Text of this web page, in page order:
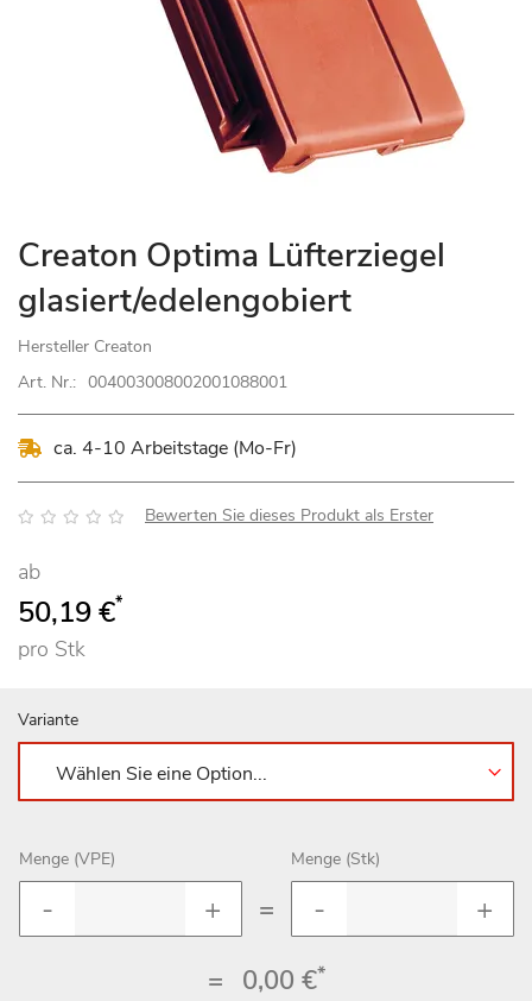
Zum
Anfang
der
Bildgalerie
springen
Creaton Optima Lüfterziegel
glasiert/edelengobiert
Hersteller Creaton
Art. Nr.: 004003008002001088001
ca. 4-10 Arbeitstage (Mo-Fr)
Bewertung: Bewerten Sie dieses Produkt als Erster
ab
50,19 €*
pro Stk
Variante
Menge (VPE)
=
Menge (Stk)
= 0,00 €*